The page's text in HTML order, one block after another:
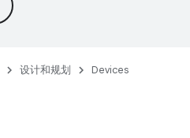
设计和规划
Devices